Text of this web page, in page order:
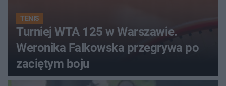
TENIS
Turniej WTA 125 w Warszawie.
Weronika Falkowska przegrywa po
zaciętym boju